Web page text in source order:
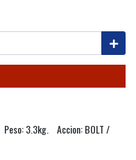
3.3kg. Accion: BOLT /